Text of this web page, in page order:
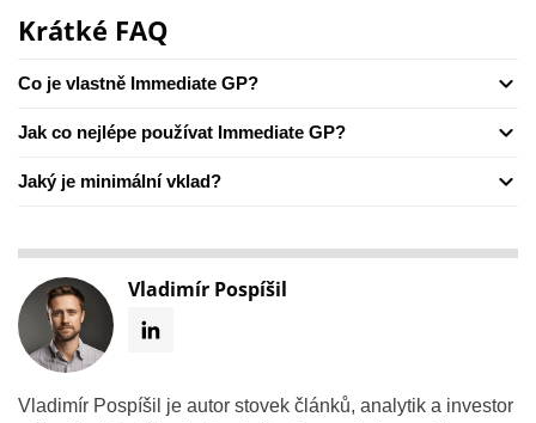
Krátké FAQ
Co je vlastně Immediate GP?
Jak co nejlépe používat Immediate GP?
Jaký je minimální vklad?
Vladimír Pospíšil
Vladimír Pospíšil je autor stovek článků, analytik a investor